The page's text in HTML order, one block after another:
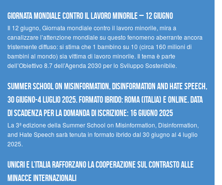
Giornata mondiale contro il lavoro minorile – 12 giugno
Il 12 giugno, Giornata mondiale contro il lavoro minorile, mira a
canalizzare l’attenzione mondiale su questo fenomeno aberrante ancora
tristemente diffuso: si stima che 1 bambino su 10 (circa 160 milioni di
bambini al mondo) sia vittima di lavoro minorile. Il tema è parte
dell’Obiettivo 8.7 dell’Agenda 2030 per lo Sviluppo Sostenibile.
Summer School on Misinformation, Disinformation and Hate Speech,
30 giugno-4 luglio 2025. Formato ibrido: Roma (Italia) e online. Data
di scadenza per la domanda di iscrizione: 16 giugno 2025
La 3ª edizione della Summer School on Misinformation, Disinformation,
and Hate Speech sarà tenuta in formato ibrido dal 30 giugno al 4 luglio
2025.
UNICRI e l’Italia rafforzano la cooperazione sul contrasto alle
minacce internazionali